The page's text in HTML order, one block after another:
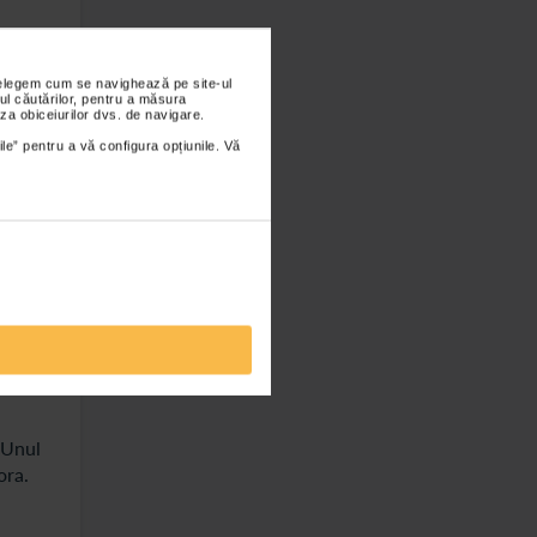
cum se navighează pe site-ul
căutărilor, pentru a măsura
obiceiurilor dvs. de navigare.
pentru a vă configura opțiunile. Vă
de-
a